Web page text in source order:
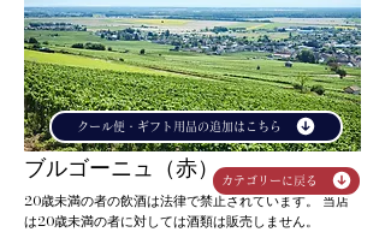
ブルゴーニュ（赤）
20歳未満の者の飲酒は法律で禁止されています。 当店
は20歳未満の者に対しては酒類は販売しません。
クール便・ギフト用品の追加はこちら
カテゴリーに戻る